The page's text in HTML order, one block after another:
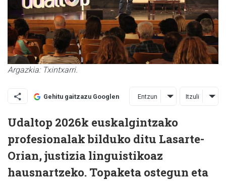
Argazkia: Txintxarri.
Gehitu gaitzazu Googlen Entzun Itzuli
Udaltop 2026k euskalgintzako
profesionalak bilduko ditu Lasarte-
Orian, justizia linguistikoaz
hausnartzeko. Topaketa ostegun eta